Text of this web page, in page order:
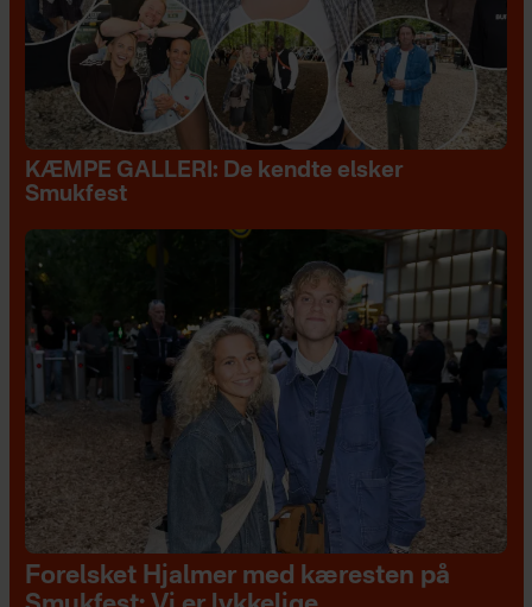
KÆMPE GALLERI: De kendte elsker
Smukfest
Forelsket Hjalmer med kæresten på